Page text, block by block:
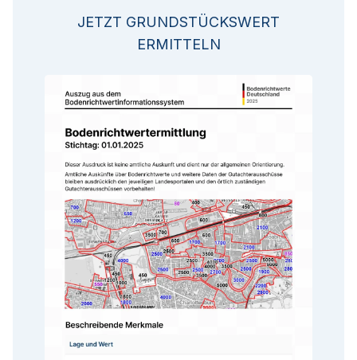
JETZT GRUNDSTÜCKSWERT
ERMITTELN